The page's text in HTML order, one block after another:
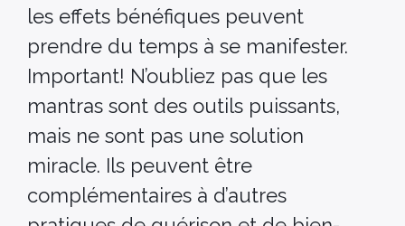
les effets bénéfiques peuvent
prendre du temps à se manifester.
Important! N’oubliez pas que les
mantras sont des outils puissants,
mais ne sont pas une solution
miracle. Ils peuvent être
complémentaires à d’autres